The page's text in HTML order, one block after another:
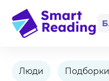
Люди Подборки